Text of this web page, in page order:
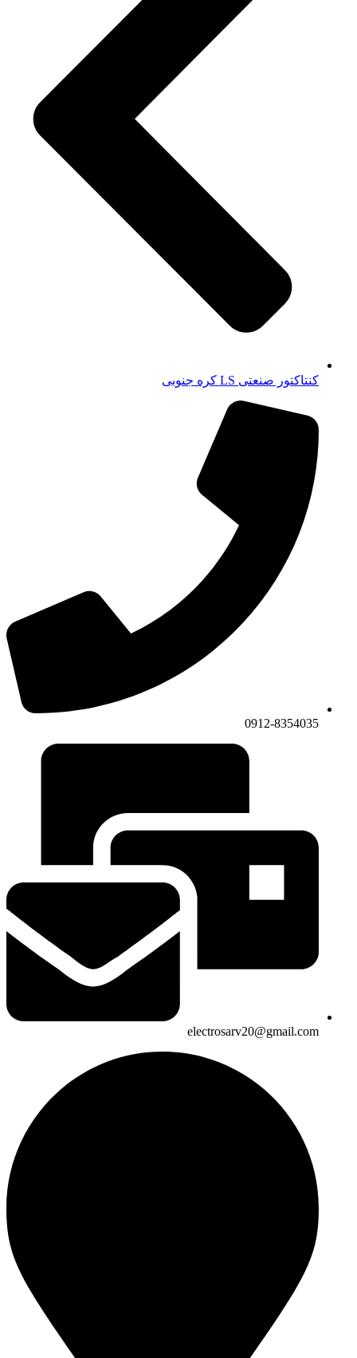
کنتاکتور صنعتی LS کره جنوبی
0912-8354035
electrosarv20@gmail.com